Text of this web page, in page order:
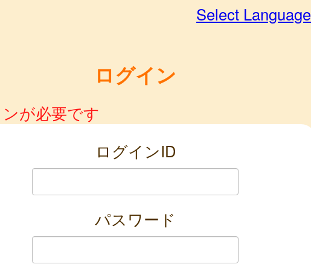
Select Language
ログイン
が必要です
ログインID
パスワード